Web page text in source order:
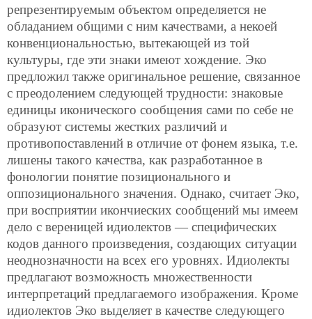
репрезентируемым объектом определяется не
обладанием общими с ним качествами, а некоей
конвенциональностью, вытекающей из той
культуры, где эти знаки имеют хождение. Эко
предложил также оригинальное решение, связанное
с преодолением следующей трудности: знаковые
единицы иконического сообщения сами по себе не
образуют системы жестких различий и
противопоставлений в отличие от фонем языка, т.е.
лишены такого качества, как разработанное в
фонологии понятие позиционального и
оппозиционального значения. Однако, считает Эко,
при восприятии икончиеских сообщений мы имеем
дело с вереницей идиолектов — специфических
кодов данного произведения, создающих ситуации
неоднозначности на всех его уровнях. Идиолекты
предлагают возможность множественности
интерпретаций предлагаемого изображения. Кроме
идиолектов Эко выделяет в качестве следующего